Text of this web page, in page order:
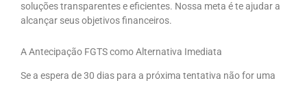
soluções transparentes e eficientes. Nossa meta é te ajudar a
alcançar seus objetivos financeiros.
A Antecipação FGTS como Alternativa Imediata
Se a espera de 30 dias para a próxima tentativa não for uma